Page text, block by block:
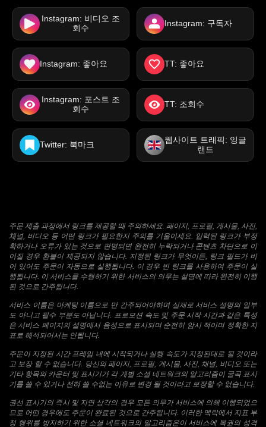
Instagram: 비디오 조
회수
Instagram: 구독자
Instagram: 좋아요 TT: 좋아요
Instagram: 포스트 조
회수
TT: 조회수
Twitter: 북마크
웹사이트 트래픽: 잉글
랜드
주문 제출 과정에서 링크를 제공할 때 주의하세요. 페이지, 프로필, 게시물, 사진,
채널, 비디오 등 어떤 링크가 필요한지 주의를 기울이세요. 입력된 링크가 부정
확하거나 오류가 있는 것으로 판명되면 완전히 누락되거나 콘텐츠 차단으로 이
어질 경우 환불이 제공되지 않습니다. 지정된 링크가 무엇이든, 링크 필드가 비
어 있어도 주문이 자동으로 실행됩니다. 이 경우 빈 링크를 사용하여 주문이 실
행됩니다. 이 서비스를 수행하기 위한 서비스의 의무는 설명에 따라 완전히 이행
된 것으로 간주됩니다.
서비스 이름은 마케팅 이름으로 만 간주되어야하며 실제로 서비스 설명의 일부
도 아니고 필수 부분도 아닙니다. 프로모션 속도 및 주문 시작 시간과 같은 특성
은 서비스 페이지의 설명에서 음성으로 표시되며 순전히 암시 적이며 정확한 지
표로 해석되어서는 안됩니다.
주문이 지정된 시간 프레임 내에 시작되거나 실행 속도가 지정된대로 될 것이라
고 보장 할 수 없습니다. 당신의 페이지, 프로필, 게시물, 사진, 채널, 비디오 또는
기타 항목의 카운터 및 표시기가 각 개별 소셜 네트워크의 알고리즘이 굴곡 표시
기를 쓸 수 있거나 전혀 쓸 수없는 이유로 변경 될 것이라고 보장할 수 없습니다.
권선 표시기의 즉시 및 지연 상각의 경우 모든 의무가 서비스에 의해 이행되었으
므로 어떤 경우에도 주문이 완료된 것으로 간주됩니다. 이러한 맥락에서 지표 부
정 행위를 방지하기 위한 소셜 네트워크의 알고리즘은이 서비스에 복권의 성격